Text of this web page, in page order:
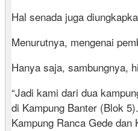
Hal senada juga
Menurutnya, mengenai
Hanya saja, sambungnya,
“Jadi kami dari dua
di Kampung Banter (Blok
Kampung Ranca Gede